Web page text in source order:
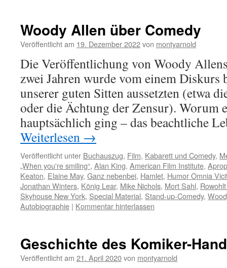
Woody Allen über Comedy
Veröffentlicht am 19. Dezember 2022von montyarnold
Die Veröffentlichung von Woody
zwei Jahren wurde vom einem Diskurs
unserer guten Sitten aussetzten (etwa
oder die Ächtung der Zensur). Worum
hauptsächlich ging – das beachtliche
Weiterlesen →
Veröffentlicht unter Buchauszug, Film, Kabarett und Comedy,
„When you're smiling“, Alan King, American Film Institute,
Keaton, Elaine May, Ganz nebenbei, Hamlet, Humor Omnia
Jonathan Winters, König Lear, Mike Nichols, Mort Sahl,
Skyhouse New York, Special Material, Stand-up-Comedy,
Autobiographie | Kommentar hinterlassen
Geschichte des Komiker-
Veröffentlicht am 21. April 2020von montyarnold